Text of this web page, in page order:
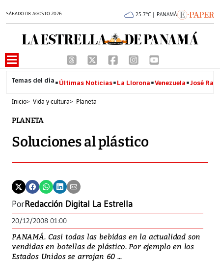
SÁBADO 08 AGOSTO 2026 25.7°C | PANAMÁ
Últimas Noticias La Llorona Venezuela José
Inicio> Vida y cultura> Planeta
PLANETA
Soluciones al plástico
PorRedacción Digital La Estrella
20/12/2008 01:00
PANAMÁ. Casi todas las bebidas en la actualidad son
vendidas en botellas de plástico. Por ejemplo en los
Estados Unidos se arrojan 60 ...